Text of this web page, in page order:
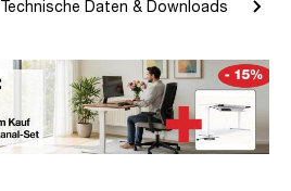
Technische Daten & Downloads